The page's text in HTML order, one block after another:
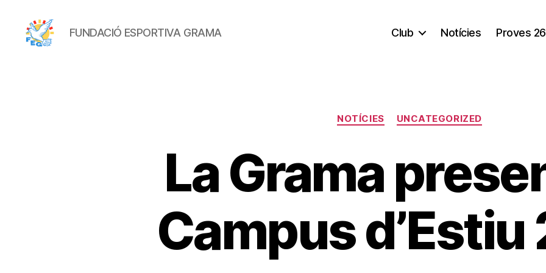
FUNDACIÓ ESPORTIVA GRAMA Club Notícies Proves
Categorías
NOTÍCIES UNCATEGORIZED
La Grama
Campus